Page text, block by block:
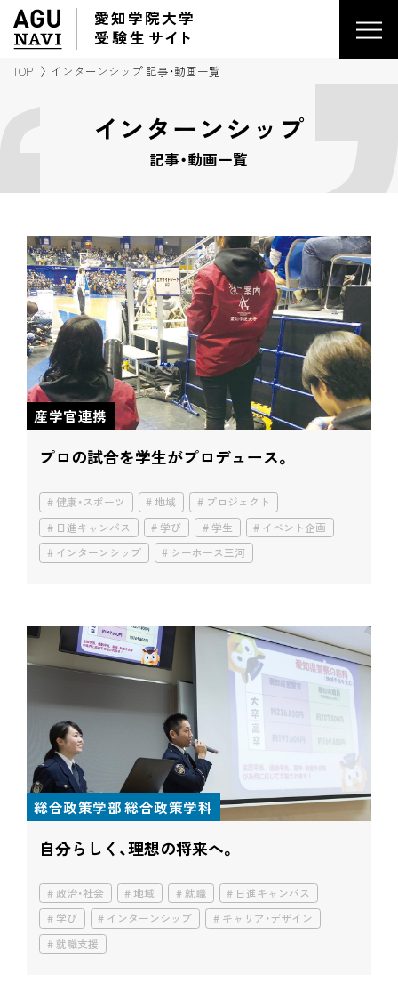
愛知学院大学
受験生 サイ ト
TOP インターンシップ 記事・動画一覧
インターンシップ
記事・動画一覧
産学官連携
プロの試合を学生がプロデュース。
健康・スポーツ 地域
プロジェクト
日進キャンパス
学び 学生
イベント企画
インターンシップ
シーホース三河
総合政策学部 総合政策学科
自分らしく、理想の将来へ。
政治・社会 地域 就職
日進キャンパス
学び
インターンシップ
キャリア・デザイン
就職支援